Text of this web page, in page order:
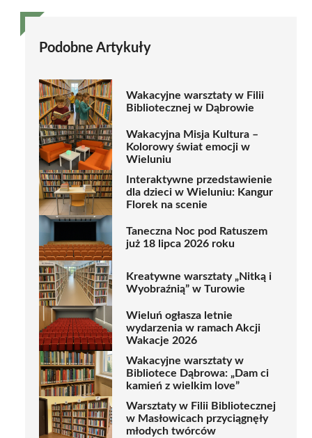
Podobne Artykuły
Wakacyjne warsztaty w Filii
Bibliotecznej w Dąbrowie
Wakacyjna Misja Kultura –
Kolorowy świat emocji w
Wieluniu
Interaktywne przedstawienie
dla dzieci w Wieluniu: Kangur
Florek na scenie
Taneczna Noc pod Ratuszem
już 18 lipca 2026 roku
Kreatywne warsztaty „Nitką i
Wyobraźnią” w Turowie
Wieluń ogłasza letnie
wydarzenia w ramach Akcji
Wakacje 2026
Wakacyjne warsztaty w
Bibliotece Dąbrowa: „Dam ci
kamień z wielkim love”
Warsztaty w Filii Bibliotecznej
w Masłowicach przyciągnęły
młodych twórców